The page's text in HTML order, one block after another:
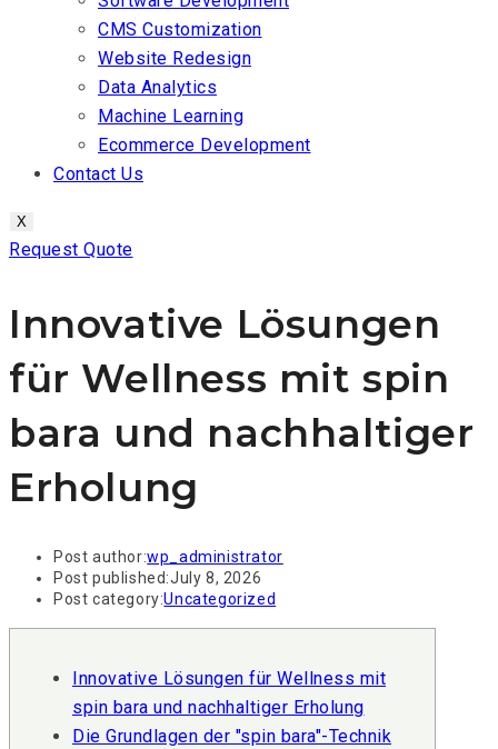
CMS Customization
Website Redesign
Data Analytics
Machine Learning
Ecommerce Development
Contact Us
X
Request Quote
Innovative Lösungen
für Wellness mit spin
bara und nachhaltiger
Erholung
Post author:wp_administrator
Post published:July 8, 2026
Post category:Uncategorized
Innovative Lösungen für Wellness mit
spin bara und nachhaltiger Erholung
Die Grundlagen der "spin bara"-Technik